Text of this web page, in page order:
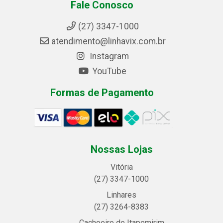
Fale Conosco
(27) 3347-1000
atendimento@linhavix.com.br
Instagram
YouTube
Formas de Pagamento
Nossas Lojas
Vitória
(27) 3347-1000
Linhares
(27) 3264-8383